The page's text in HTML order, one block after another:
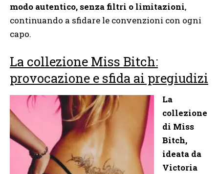
modo autentico, senza filtri o limitazioni,
continuando a sfidare le convenzioni con ogni
capo.
La collezione Miss Bitch:
provocazione e sfida ai pregiudizi
La
collezione
di Miss
Bitch,
ideata da
Victoria